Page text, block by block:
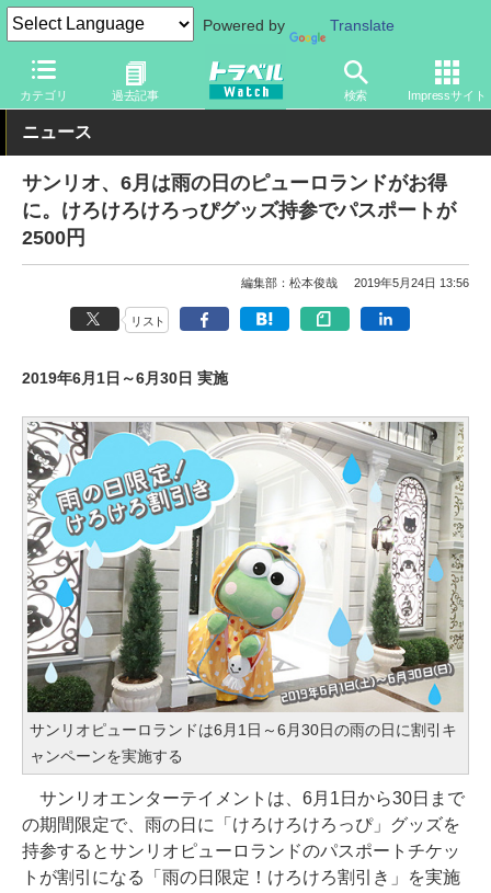
Powered by Translate
カテゴリ 過去記事 検索 Impressサイト
トラベル Watch 地域 国内旅行 関東
ニュース
サンリオ、6月は雨の日のピューロランドがお得
に。けろけろけろっぴグッズ持参でパスポートが
2500円
編集部：松本俊哉 2019年5月24日 13:56
リスト
2019年6月1日～6月30日 実施
サンリオピューロランドは6月1日～6月30日の雨の日に割引キ
ャンペーンを実施する
サンリオエンターテイメントは、6月1日から30日まで
の期間限定で、雨の日に「けろけろけろっぴ」グッズを
持参するとサンリオピューロランドのパスポートチケッ
トが割引になる「雨の日限定！けろけろ割引き」を実施